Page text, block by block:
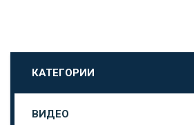
КАТЕГОРИИ
ВИДЕО